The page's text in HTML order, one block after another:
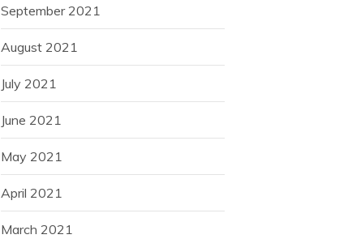
September 2021
August 2021
July 2021
June 2021
May 2021
April 2021
March 2021